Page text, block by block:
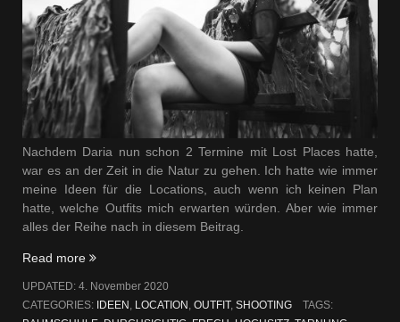
Nachdem Daria nun schon 2 Termine mit Lost Places hatte,
war es an der Zeit in die Natur zu gehen. Ich hatte wie immer
meine Ideen für die Locations, auch wenn ich keinen Plan
hatte, welche Outfits mich erwarten würden. Aber wie immer
alles der Reihe nach in diesem Beitrag.
Read more „Ab
die
Natur“
UPDATED: 4. November 2020
CATEGORIES: IDEEN , LOCATION , OUTFIT, SHOOTING
TAGS: